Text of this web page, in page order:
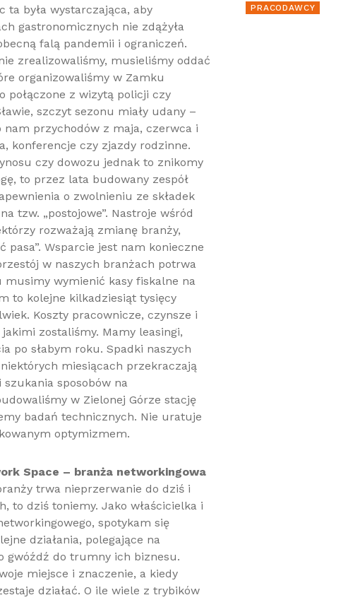
ta była wystarczająca, aby
gastronomicznych nie zdążyła
falą pandemii i ograniczeń.
zrealizowaliśmy, musieliśmy oddać
organizowaliśmy w Zamku
połączone z wizytą policji czy
szczyt sezonu miały udany –
nam przychodów z maja, czerwca i
konferencje czy zjazdy rodzinne.
czy dowozu jednak to znikomy
to przez lata budowany zespół
o zwolnieniu ze składek
tzw. „postojowe”. Nastroje wśród
rozważają zmianę branży,
Wsparcie jest nam konieczne
w naszych branżach potrwa
musimy wymienić kasy fiskalne na
to kolejne kilkadziesiąt tysięcy
Koszty pracownicze, czynsze i
zostaliśmy. Mamy leasingi,
po słabym roku. Spadki naszych
miesiącach przekraczają
szukania sposobów na
w Zielonej Górze stację
badań technicznych. Nie uratuje
optymizmem.
Space – branża networkingowa
trwa nieprzerwanie do dziś i
to dziś toniemy. Jako właścicielka i
spotykam się
działania, polegające na
gwóźdź do trumny ich biznesu.
miejsce i znaczenie, a kiedy
działać. O ile wiele z trybików
PRACODAWCY